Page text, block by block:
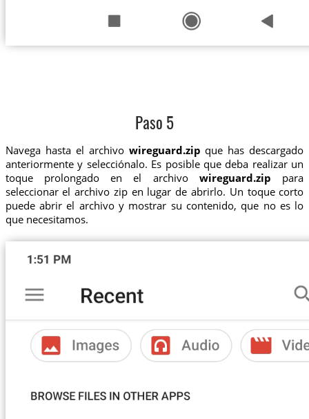
Paso 5
Navega hasta el archivo wireguard.zip que has descargado
anteriormente y selecciónalo. Es posible que deba realizar un
toque prolongado en el archivowireguard.zip para
seleccionar el archivo zip en lugar de abrirlo. Un toque corto
puede abrir el archivo y mostrar su contenido, que no es lo
que necesitamos.